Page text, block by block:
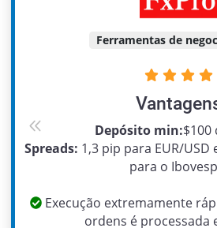
Ferramentas de
Depósito min:$100
Spreads: 1,3 pip para EUR/USD
para o
Execução extremamente
ordens é processada
Previous